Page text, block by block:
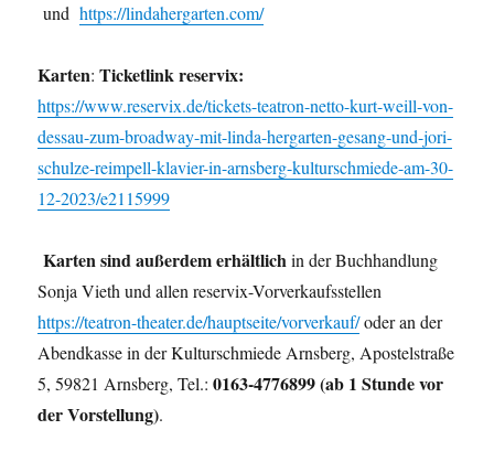
undhttps://lindahergarten.com/
Karten:Ticketlink reservix:
https://www.reservix.de/tickets-teatron-netto-kurt-weill-von-
dessau-zum-broadway-mit-linda-hergarten-gesang-und-jori-
schulze-reimpell-klavier-in-arnsberg-kulturschmiede-am-30-
12-2023/e2115999
Karten sind außerdem erhältlichin der Buchhandlung
Sonja Vieth und allen reservix-Vorverkaufsstellen
https://teatron-theater.de/hauptseite/vorverkauf/oder an der
Abendkasse in der Kulturschmiede Arnsberg, Apostelstraße
5, 59821 Arnsberg, Tel.:0163-4776899 (ab 1 Stunde vor
der Vorstellung).